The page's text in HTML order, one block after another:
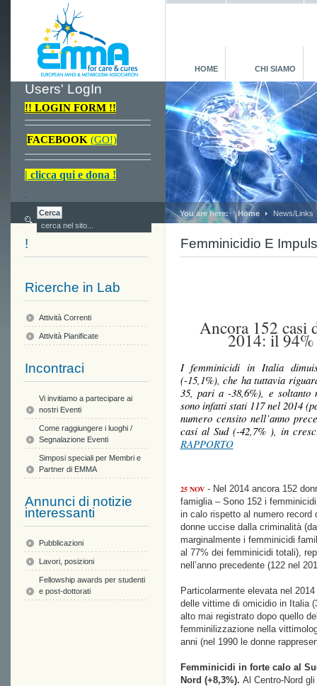
HOME CHI SIAMO
Users' LogIn
!! LOGIN FORM !!
FACEBOOK (GO!)
| clicca qui e dona !
You are here: Home News/Links
Femminicidio E
Ancora 152 casi
2014: il
I femminicidi in Italia
(-15,1%), che ha tuttavia
35, pari a -38,6%), e
sono infatti stati 117 nel 2014
numero censito nell’anno
casi al Sud (-42,7% ), in
RAPPORTO
25 NOV - Nel 2014 ancora 152
famiglia – Sono 152 i
in calo rispetto al numero record
donne uccise dalla criminalità
marginalmente i femminicidi
al 77% dei femminicidi totali),
nell’anno precedente (122 nel
Particolarmente elevata nel
delle vittime di omicidio in Italia
alto mai registrato dopo quello
femminilizzazione nella
anni (nel 1990 le donne
Femminicidi in forte calo al
Nord (+8,3%). Al Centro-Nord
!
Ricerche in Lab
Attività Correnti
Attività Pianificate
Incontraci
Vi invitiamo a partecipare ai
nostri Eventi
Come raggiungere i luoghi /
Segnalazione Eventi
Simposi speciali per Membri e
Partner di EMMA
Annunci di notizie
interessanti
Pubblicazioni
Lavori, posizioni
Fellowship awards per studenti
e post-dottorati